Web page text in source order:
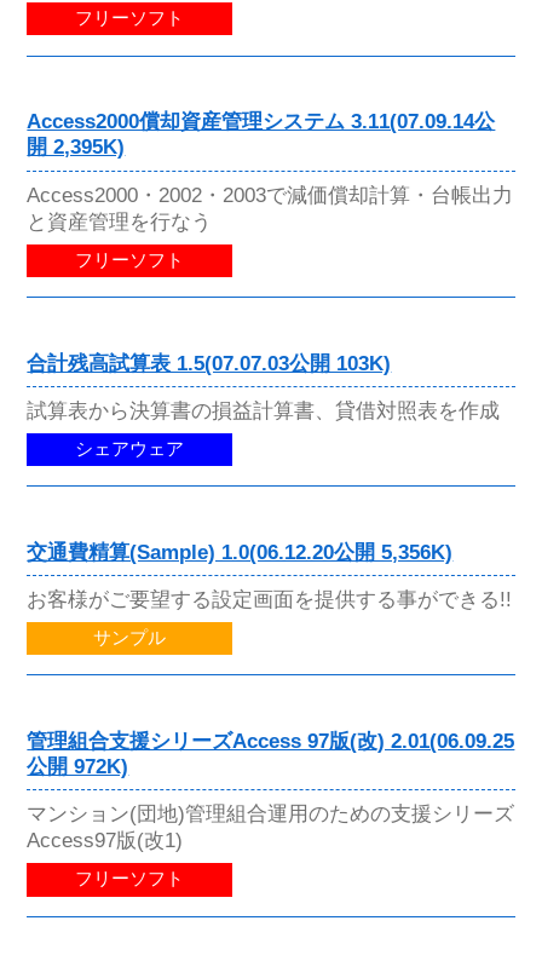
フリーソフト
Access2000償却資産管理システム 3.11(07.09.14公
開 2,395K)
Access2000・2002・2003で減価償却計算・台帳出力
と資産管理を行なう
フリーソフト
合計残高試算表 1.5(07.07.03公開 103K)
試算表から決算書の損益計算書、貸借対照表を作成
シェアウェア
交通費精算(Sample) 1.0(06.12.20公開 5,356K)
お客様がご要望する設定画面を提供する事ができる!!
サンプル
管理組合支援シリーズAccess 97版(改) 2.01(06.09.25
公開 972K)
マンション(団地)管理組合運用のための支援シリーズ
Access97版(改1)
フリーソフト